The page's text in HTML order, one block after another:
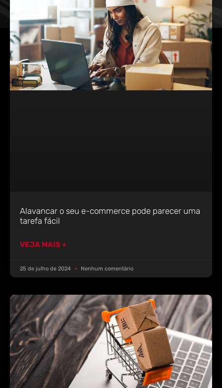
Alavancar o seu e-commerce pode parecer uma
tarefa fácil
VEJA MAIS +
25 de julho de 2024 Nenhum comentário